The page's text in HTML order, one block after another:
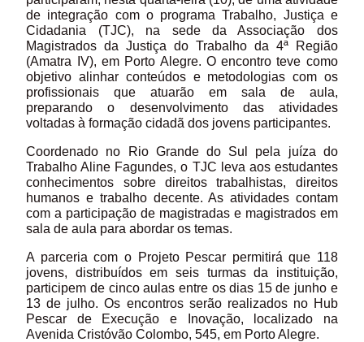
de integração com o programa Trabalho, Justiça e
Cidadania (TJC), na sede da Associação dos
Magistrados da Justiça do Trabalho da 4ª Região
(Amatra IV), em Porto Alegre. O encontro teve como
objetivo alinhar conteúdos e metodologias com os
profissionais que atuarão em sala de aula,
preparando o desenvolvimento das atividades
voltadas à formação cidadã dos jovens participantes.
Coordenado no Rio Grande do Sul pela juíza do
Trabalho Aline Fagundes, o TJC leva aos estudantes
conhecimentos sobre direitos trabalhistas, direitos
humanos e trabalho decente. As atividades contam
com a participação de magistradas e magistrados em
sala de aula para abordar os temas.
A parceria com o Projeto Pescar permitirá que 118
jovens, distribuídos em seis turmas da instituição,
participem de cinco aulas entre os dias 15 de junho e
13 de julho. Os encontros serão realizados no Hub
Pescar de Execução e Inovação, localizado na
Avenida Cristóvão Colombo, 545, em Porto Alegre.